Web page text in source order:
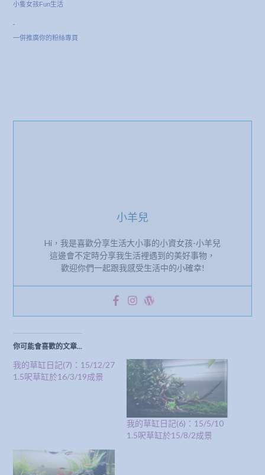
小隻女孩Fun生活
一併推廣你的粉絲專頁
這邊會不定時分享我生活裡遇到的美好事物，
歡迎你們一起跟我感受生活中的小確幸!
你可能會喜歡的文章...
我的草缸日記(7)：15/12/27
1.5呎草缸於16/3/19成景
我的草缸日記(6)：15/5/10
1.5呎草缸於15/8/2成景